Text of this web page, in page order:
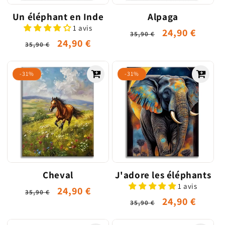
Un éléphant en Inde
1 avis
Prix
habituel
35,90 €
Prix
promotionnel
24,90 €
Alpaga
Prix
35,90 €
Prix
24,90 €
-31%
Cheval
Prix
35,90 €
Prix
24,90 €
-31%
J'adore les éléphants
1 avis
Prix
habituel
35,90 €
Prix
24,90 €